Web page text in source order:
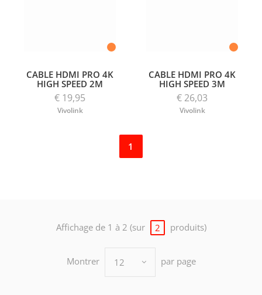
CABLE HDMI PRO 4K
HIGH SPEED 2M
€ 19,95
Vivolink
CABLE HDMI PRO 4K
HIGH SPEED 3M
€ 26,03
Vivolink
1
Affichage de 1 à 2 (sur 2 produits)
Montrer 12 par page